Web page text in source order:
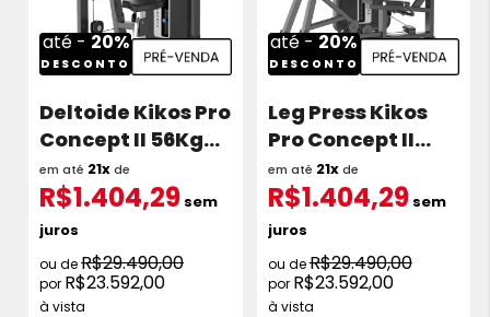
até - 20%
DESCONTO
Deltoide Kikos Pro
Concept II 56Kg
C2S21
R$29.490,00
R$23.592,00
à vista
em até 21xde
R$1.404,29 sem
juros
até - 20%
DESCONTO
Leg Press Kikos
Pro Concept II
109Kg C2S70
R$29.490,00
R$23.592,00
à vista
em até 21xde
R$1.404,29sem
juros